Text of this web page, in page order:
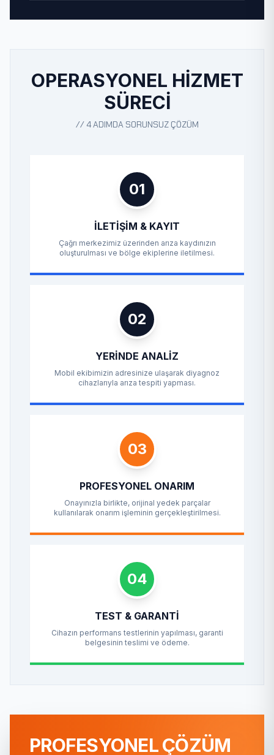
OPERASYONEL HIZMET
SÜRECI
// 4 ADIMDA SORUNSUZ ÇÖZÜM
01
İLETIŞIM & KAYIT
Çağrı merkezimiz üzerinden arıza kaydınızın
oluşturulması ve bölge ekiplerine iletilmesi.
02
YERINDE ANALIZ
Mobil ekibimizin adresinize ulaşarak diyagnoz
cihazlarıyla arıza tespiti yapması.
03
PROFESYONEL ONARIM
Onayınızla birlikte, orijinal yedek parçalar
kullanılarak onarım işleminin gerçekleştirilmesi.
04
TEST & GARANTI
Cihazın performans testlerinin yapılması, garanti
belgesinin teslimi ve ödeme.
PROFESYONEL ÇÖZÜM